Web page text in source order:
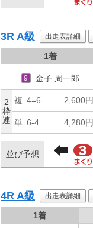
3R A級 出走表詳細
1着
9 金子 周一郎
2
枠
連
複 4=6 2,600円
単 6-4 4,280円
並び予想
4R A級 出走表詳細
1着